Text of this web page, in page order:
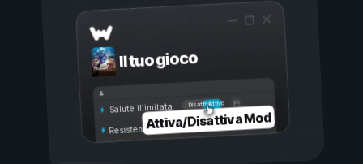
Il tuo gioco
Attivo
Disattivo
Salute illimitata
Resistenza illimitata
Attiva/Disattiva Mod